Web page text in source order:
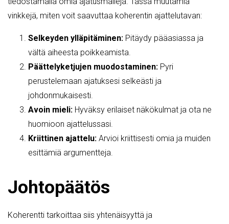
vinkkejä, miten voit saavuttaa koherentin ajattelutavan:
Selkeyden ylläpitäminen: Pitäydy pääasiassa ja
vältä aiheesta poikkeamista.
Päättelyketjujen muodostaminen: Pyri
perustelemaan ajatuksesi selkeästi ja
johdonmukaisesti.
Avoin mieli: Hyväksy erilaiset näkökulmat ja ota ne
huomioon ajattelussasi.
Kriittinen ajattelu: Arvioi kriittisesti omia ja muiden
esittämiä argumentteja.
Johtopäätös
Koherentti tarkoittaa siis yhtenäisyyttä ja